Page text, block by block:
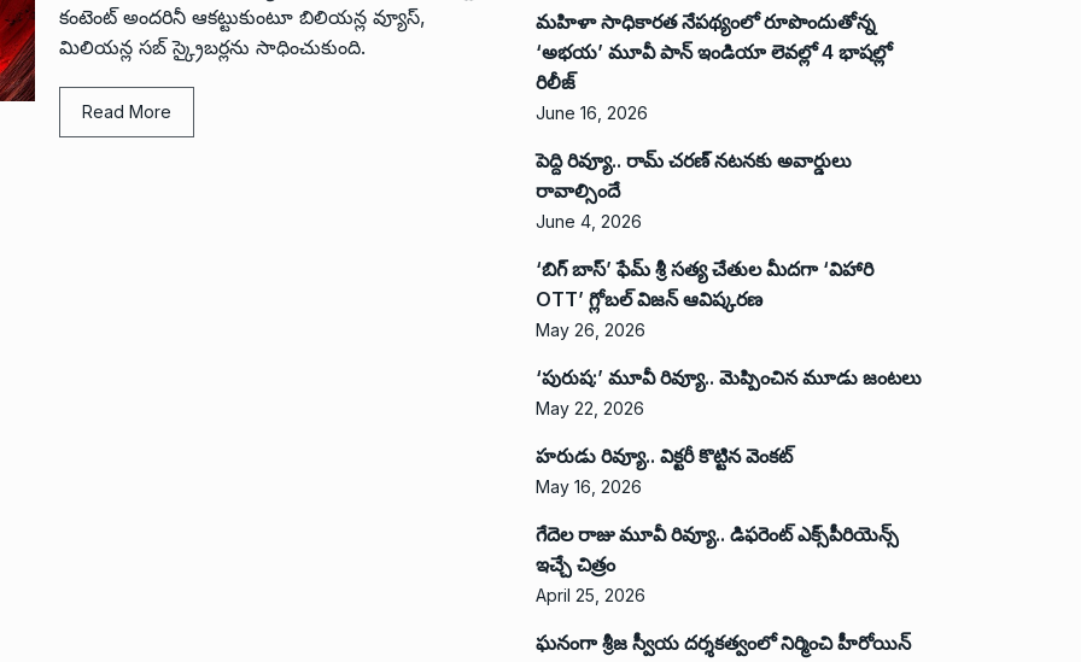
కంటెంట్ అందరినీ ఆకట్టుకుంటూ బిలియన్ల వ్యూస్,
మిలియన్ల సబ్ స్క్రైబర్లను సాధించుకుంది.
Read More
మహిళా సాధికారత నేపథ్యంలో రూపొందుతోన్న
‘అభ‌య‌’ మూవీ పాన్ ఇండియా లెవ‌ల్లో 4 భాష‌ల్లో
రిలీజ్
June 16, 2026
పెద్ది రివ్యూ.. రామ్ చరణ్ నటనకు అవార్డులు
రావాల్సిందే
June 4, 2026
‘బిగ్ బాస్’ ఫేమ్ శ్రీ సత్య చేతుల మీదగా ‘విహారి
OTT’ గ్లోబల్ విజన్ ఆవిష్కరణ
May 26, 2026
‘పురుష:’ మూవీ రివ్యూ.. మెప్పించిన మూడు జంటలు
May 22, 2026
హరుడు రివ్యూ.. విక్టరీ కొట్టిన వెంకట్
May 16, 2026
గేదెల రాజు మూవీ రివ్యూ.. డిఫరెంట్ ఎక్స్‌పీరియెన్స్
ఇచ్చే చిత్రం
April 25, 2026
ఘనంగా శ్రీజ స్వీయ దర్శకత్వంలో నిర్మించి హీరోయిన్